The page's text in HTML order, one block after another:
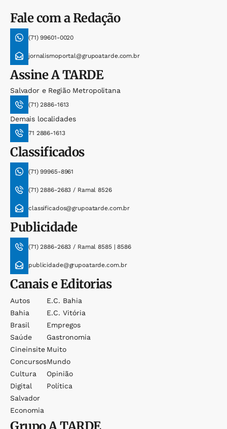
Fale com a Redação
(71) 99601-0020
jornalismoportal@grupoatarde.com.br
AssineA TARDE
Salvador e Região Metropolitana
(71) 2886-1613
Demais localidades
71 2886-1613
Classificados
(71) 99965-8961
(71) 2886-2683 / Ramal 8526
classificados@grupoatarde.com.br
Publicidade
(71) 2886-2683 / Ramal 8585 | 8586
publicidade@grupoatarde.com.br
Canais e Editorias
Autos
Bahia
Brasil
Saúde
Cineinsite
Concursos
Cultura
Digital
Salvador
Economia
E.c. Bahia
E.c. Vitória
Empregos
Gastronomia
Muito
Mundo
Opinião
Política